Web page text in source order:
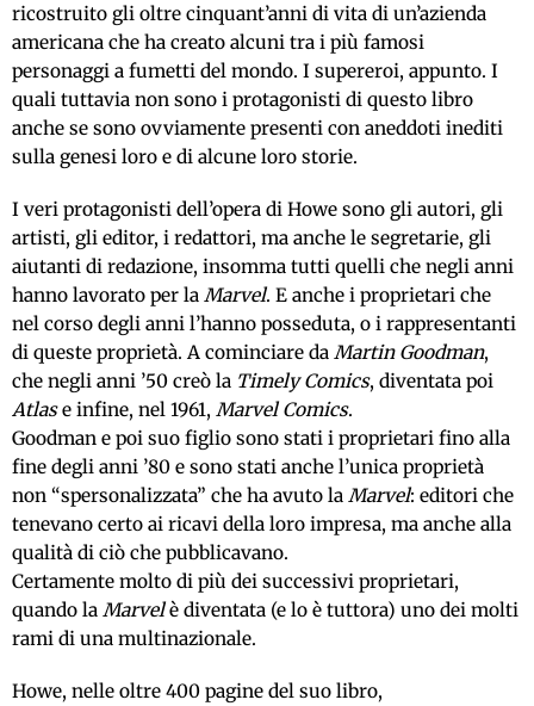
ricostruito gli oltre cinquant’anni di vita di un’azienda
americana che ha creato alcuni tra i più famosi
personaggi a fumetti del mondo. I supereroi, appunto. I
quali tuttavia non sono i protagonisti di questo libro
anche se sono ovviamente presenti con aneddoti inediti
sulla genesi loro e di alcune loro storie.
I veri protagonisti dell’opera di Howe sono gli autori, gli
artisti, gli editor, i redattori, ma anche le segretarie, gli
aiutanti di redazione, insomma tutti quelli che negli anni
hanno lavorato per la Marvel. E anche i proprietari che
nel corso degli anni l’hanno posseduta, o i rappresentanti
di queste proprietà. A cominciare da Martin Goodman,
che negli anni ’50 creò la Timely Comics, diventata poi
Atlase infine, nel 1961, Marvel Comics.
Goodman e poi suo figlio sono stati i proprietari fino alla
fine degli anni ’80 e sono stati anche l’unica proprietà
non “spersonalizzata” che ha avuto la Marvel: editori che
tenevano certo ai ricavi della loro impresa, ma anche alla
qualità di ciò che pubblicavano.
Certamente molto di più dei successivi proprietari,
quando la Marvelè diventata (e lo è tuttora) uno dei molti
rami di una multinazionale.
Howe, nelle oltre 400 pagine del suo libro,